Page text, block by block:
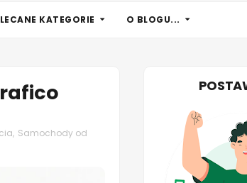
KATEGORIE O BLOGU...
, Samochody od